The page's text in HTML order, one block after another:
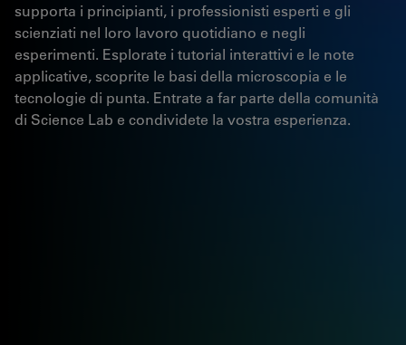
supporta i principianti, i professionisti esperti e gli
scienziati nel loro lavoro quotidiano e negli
esperimenti. Esplorate i tutorial interattivi e le note
applicative, scoprite le basi della microscopia e le
tecnologie di punta. Entrate a far parte della comunità
di Science Lab e condividete la vostra esperienza.